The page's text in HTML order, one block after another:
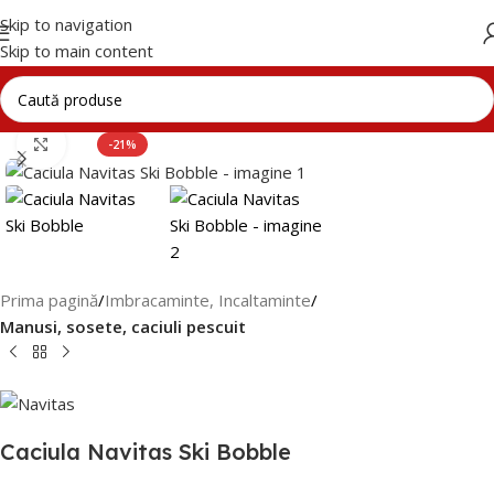
Skip to navigation
Skip to main content
-21%
Click to enlarge
Prima pagină Imbracaminte, Incaltaminte
Manusi, sosete, caciuli pescuit
Caciula Navitas Ski Bobble